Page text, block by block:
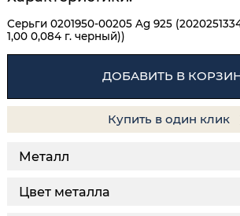
Серьги 0201950-00205 Ag 925
1,00 0,084 г. черный))
ДОБАВИТЬ В
Купить в один клик
Металл
Цвет металла